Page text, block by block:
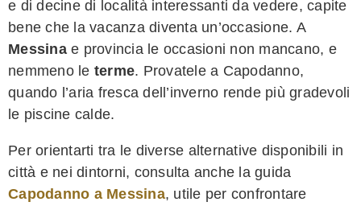
e di decine di località interessanti da vedere, capite
bene che la vacanza diventa un’occasione. A
Messina e provincia le occasioni non mancano, e
nemmeno le terme. Provatele a Capodanno,
quando l’aria fresca dell’inverno rende più gradevoli
le piscine calde.
Per orientarti tra le diverse alternative disponibili in
città e nei dintorni, consulta anche la guida
Capodanno a Messina, utile per confrontare